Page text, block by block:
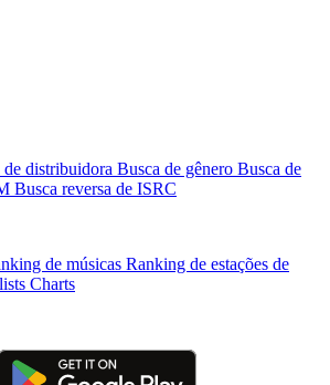
de distribuidora Busca de gênero Busca de
Busca reversa de ISRC
de músicas Ranking de estações de
Charts